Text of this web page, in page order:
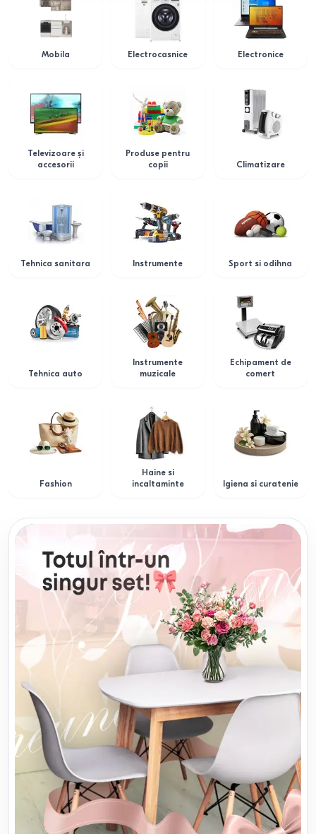
Mobila Electrocasnice Electronice
Televizoare și
accesorii
Produse pentru
copii
Climatizare
Tehnica sanitara Instrumente Sport si odihna
Tehnica auto
Instrumente
muzicale
Echipament de
comert
Fashion
Haine si
incaltaminte
Igiena si curatenie